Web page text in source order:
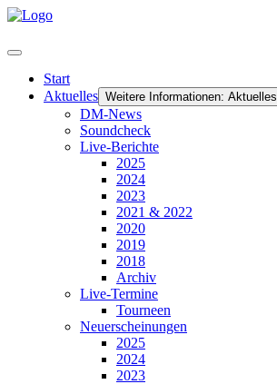
Start
Aktuelles Weitere Informationen: Aktuelles
DM-News
Soundcheck
Live-Berichte
2025
2024
2023
2021 & 2022
2020
2019
2018
Archiv
Live-Termine
Tourneen
Neuerscheinungen
2025
2024
2023